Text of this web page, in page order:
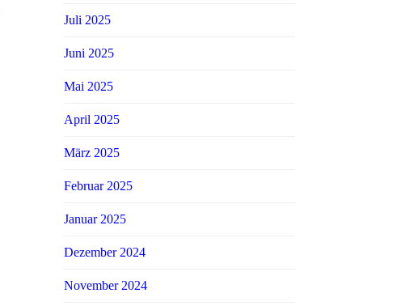
Juli 2025
Juni 2025
Mai 2025
April 2025
März 2025
Februar 2025
Januar 2025
Dezember 2024
November 2024